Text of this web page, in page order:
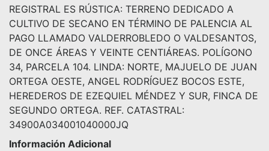
REGISTRAL ES RÚSTICA: TERRENO DEDICADO A
CULTIVO DE SECANO EN TÉRMINO DE PALENCIA AL
PAGO LLAMADO VALDERROBLEDO O VALDESANTOS,
DE ONCE ÁREAS Y VEINTE CENTIÁREAS. POLÍGONO
34, PARCELA 104. LINDA: NORTE, MAJUELO DE JUAN
ORTEGA OESTE, ANGEL RODRÍGUEZ BOCOS ESTE,
HEREDEROS DE EZEQUIEL MÉNDEZ Y SUR, FINCA DE
SEGUNDO ORTEGA. REF. CATASTRAL:
34900A034001040000JQ
Información Adicional